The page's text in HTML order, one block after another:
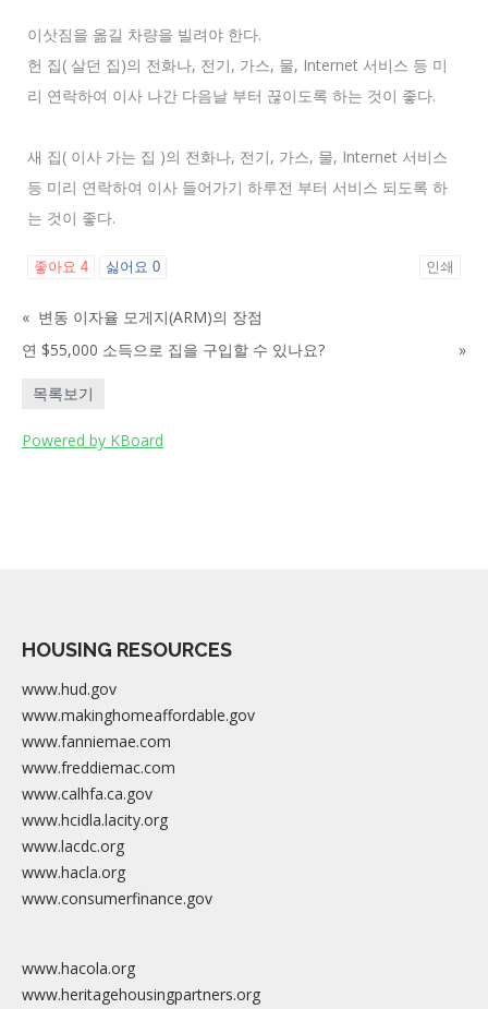
이삿짐을 옮길 차량을 빌려야 한다.
헌 집( 살던 집)의 전화나, 전기, 가스, 물, Internet 서비스 등 미
리 연락하여 이사 나간 다음날 부터 끊이도록 하는 것이 좋다.
새 집( 이사 가는 집 )의 전화나, 전기, 가스, 물, Internet 서비스
등 미리 연락하여 이사 들어가기 하루전 부터 서비스 되도록 하
는 것이 좋다.
좋아요 4 싫어요 0 인쇄
« 변동 이자율 모게지(ARM)의 장점
연 $55,000 소득으로 집을 구입할 수 있나요?
»
목록보기
Powered by KBoard
HOUSING RESOURCES
www.hud.gov
www.makinghomeaffordable.gov
www.fanniemae.com
www.freddiemac.com
www.calhfa.ca.gov
www.hcidla.lacity.org
www.lacdc.org
www.hacla.org
www.consumerfinance.gov
www.hacola.org
www.heritagehousingpartners.org